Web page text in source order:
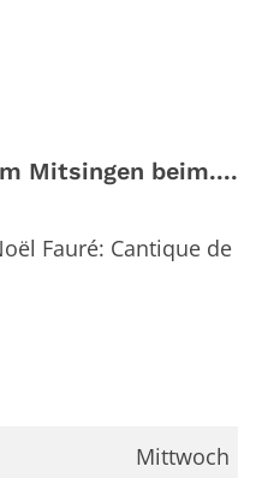
Mitsingen beim....
Fauré: Cantique de
Mittwoch